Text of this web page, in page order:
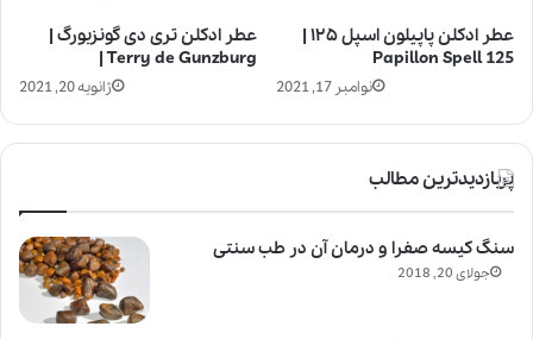
عطر ادکلن تری دی گونزبورگ |
Terry de Gunzburg |
ژانویه 20, 2021
عطر ادکلن پاپیلون اسپل ۱۲۵ |
Papillon Spell 125
نوامبر 17, 2021
پربازدیدترین مطالب
سنگ کیسه صفرا و درمان آن در طب سنتی
جولای 20, 2018